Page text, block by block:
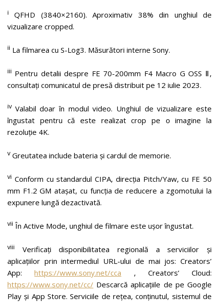
i
QFHD (3840×2160). Aproximativ 38% din unghiul de
vizualizare cropped.
ii La filmarea cu S-Log3. Măsurători interne Sony.
iii Pentru detalii despre FE 70-200mm F4 Macro G OSS Ⅱ,
consultați comunicatul de presă distribuit pe 12 iulie 2023.
iv Valabil doar în modul video. Unghiul de vizualizare este
îngustat pentru că este realizat crop pe o imagine la
rezoluție 4K.
v Greutatea include bateria și cardul de memorie.
vi Conform cu standardul CIPA, direcția Pitch/Yaw, cu FE 50
mm F1.2 GM atașat, cu funcția de reducere a zgomotului la
expunere lungă dezactivată.
vii În Active Mode, unghiul de filmare este ușor îngustat.
viii
Verificați disponibilitatea regională a serviciilor și
aplicațiilor prin intermediul URL-ului de mai jos: Creators’
App:https://www.sony.net/cca , Creators’ Cloud:
https://www.sony.net/cc/ Descarcă aplicațiile de pe Google
Play și App Store. Serviciile de rețea, conținutul, sistemul de